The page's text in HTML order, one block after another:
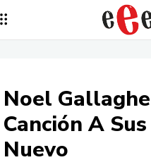
Noel
Canción A
Nuevo